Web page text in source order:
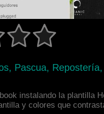
Pascua,
instalando la plantilla
y colores que